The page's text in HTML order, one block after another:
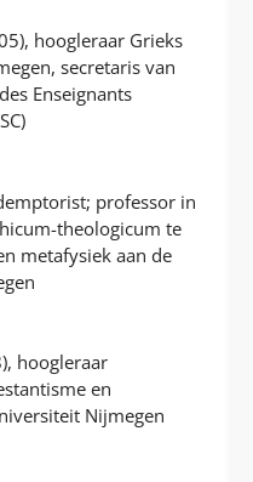
hoogleraar Grieks
secretaris van
Enseignants
professor in
theologicum te
metafysiek aan de
hoogleraar
en
Nijmegen